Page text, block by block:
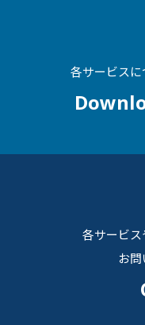
各サービス
各サービ
お